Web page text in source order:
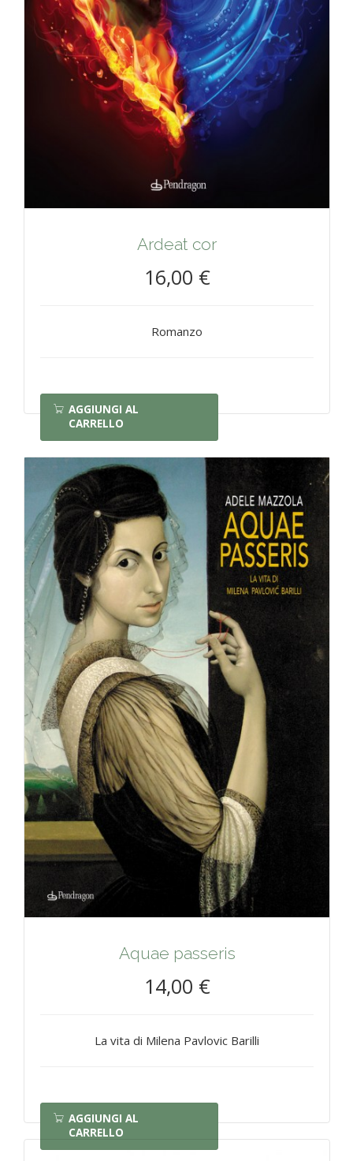
Ardeat cor
16,00 €
Romanzo
AGGIUNGI AL
CARRELLO
Aquae passeris
14,00 €
La vita di Milena Pavlovic Barilli
AGGIUNGI AL
CARRELLO